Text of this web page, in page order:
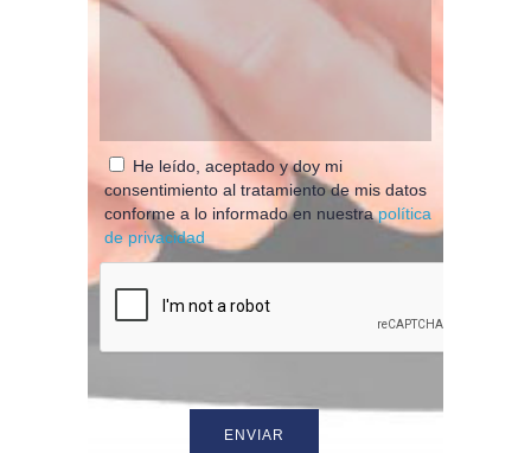
He leído, aceptado y doy mi
consentimiento al tratamiento de mis datos
conforme a lo informado en nuestrapolítica
de privacidad